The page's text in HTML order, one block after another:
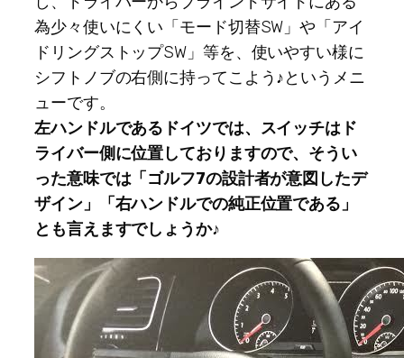
為少々使いにくい「モード切替SW」や「アイ
ドリングストップSW」等を、使いやすい様に
シフトノブの右側に持ってこよう♪というメニ
ューです。
左ハンドルであるドイツでは、スイッチはド
ライバー側に位置しておりますので、そうい
った意味では「ゴルフ7の設計者が意図したデ
ザイン」「右ハンドルでの純正位置である」
とも言えますでしょうか♪